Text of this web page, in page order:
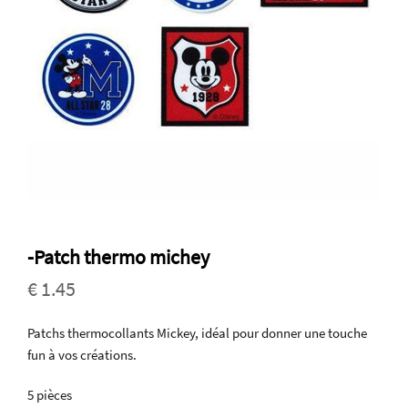
-Patch thermo michey
€ 1.45
Patchs thermocollants Mickey, idéal pour donner une touche
fun à vos créations.
5 pièces